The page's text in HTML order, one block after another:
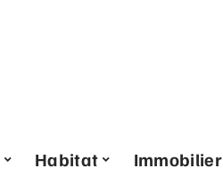
Habitat Immobilier